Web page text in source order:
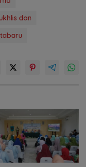
dan